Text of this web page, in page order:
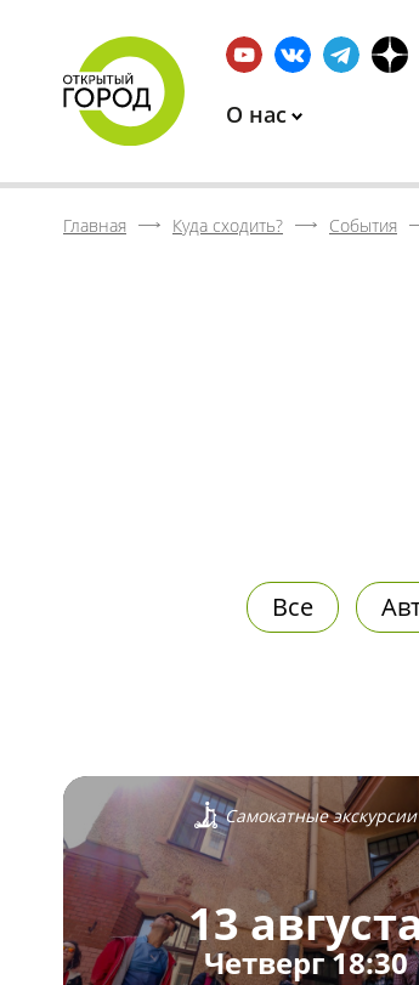
О нас
Главная Куда сходить? События
Все
Самокатные экскурсии
13
Четверг 18:30